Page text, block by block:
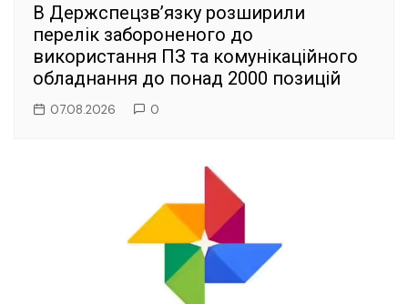
В Держспецзв’язку розширили
перелік забороненого до
використання ПЗ та комунікаційного
обладнання до понад 2000 позицій
07.08.2026 0